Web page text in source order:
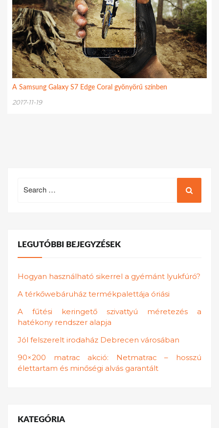
A Samsung Galaxy S7 Edge Coral gyönyörű színben
2017-11-19
for:
LEGUTÓBBI BEJEGYZÉSEK
Hogyan használható sikerrel a gyémánt lyukfúró?
A térkőwebáruház termékpalettája óriási
A fűtési keringető szivattyú méretezés a
hatékony rendszer alapja
Jól felszerelt irodaház Debrecen városában
90×200 matrac akció: Netmatrac – hosszú
élettartam és minőségi alvás garantált
KATEGÓRIA